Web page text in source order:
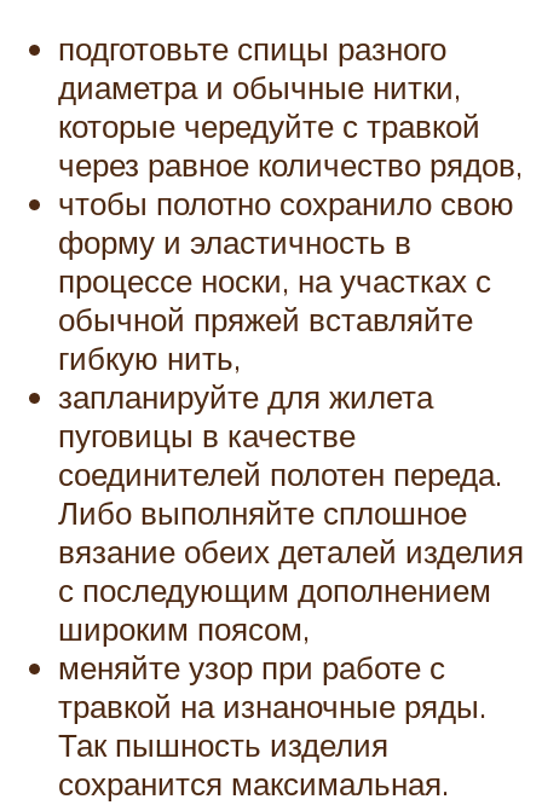
подготовьте спицы разного
диаметра и обычные нитки,
которые чередуйте с травкой
через равное количество рядов,
чтобы полотно сохранило свою
форму и эластичность в
процессе носки, на участках с
обычной пряжей вставляйте
гибкую нить,
запланируйте для жилета
пуговицы в качестве
соединителей полотен переда.
Либо выполняйте сплошное
вязание обеих деталей изделия
с последующим дополнением
широким поясом,
меняйте узор при работе с
травкой на изнаночные ряды.
Так пышность изделия
сохранится максимальная.